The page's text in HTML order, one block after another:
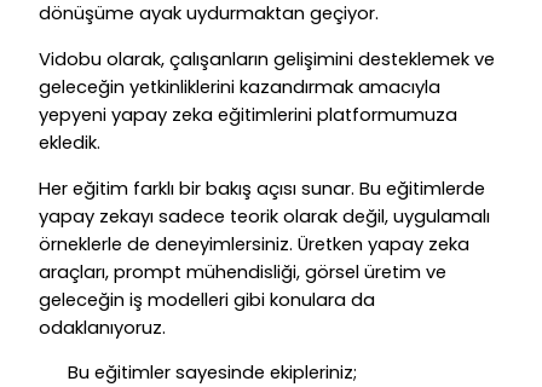
dönüşüme ayak uydurmaktan geçiyor.
Vidobu olarak, çalışanların gelişimini desteklemek ve
geleceğin yetkinliklerini kazandırmak amacıyla
yepyeni yapay zeka eğitimlerini platformumuza
ekledik.
Her eğitim farklı bir bakış açısı sunar. Bu eğitimlerde
yapay zekayı sadece teorik olarak değil, uygulamalı
örneklerle de deneyimlersiniz. Üretken yapay zeka
araçları, prompt mühendisliği, görsel üretim ve
geleceğin iş modelleri gibi konulara da
odaklanıyoruz.
Bu eğitimler sayesinde ekipleriniz;